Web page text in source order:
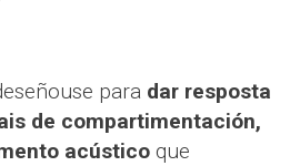
para dar resposta
de compartimentación,
acústico que